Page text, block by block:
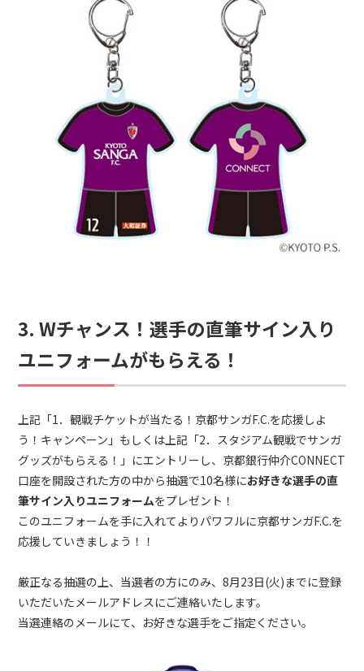
3. Wチャンス！選手の直筆サイン入り
ユニフォームがもらえる！
上記「1．観戦チケットが当たる！京都サンガF.C.を応援しよ
う！キャンペーン」もしくは上記「2．スタジアム観戦でサンガ
グッズがもらえる！」にエントリーし、京都銀行仲介CONNECT
口座を開設された方の中から抽選で10名様にお好きな選手の直
筆サイン入りユニフォームをプレゼント！
このユニフォームを手に入れてよりパワフルに京都サンガF.C.を
応援していきましょう！！
厳正なる抽選の上、当選者の方にのみ、8月23日(火)までに登録
いただいたメールアドレスにご連絡いたします。
当選連絡のメールにて、お好きな選手をご指定ください。